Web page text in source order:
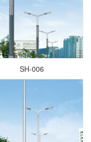
SH-006